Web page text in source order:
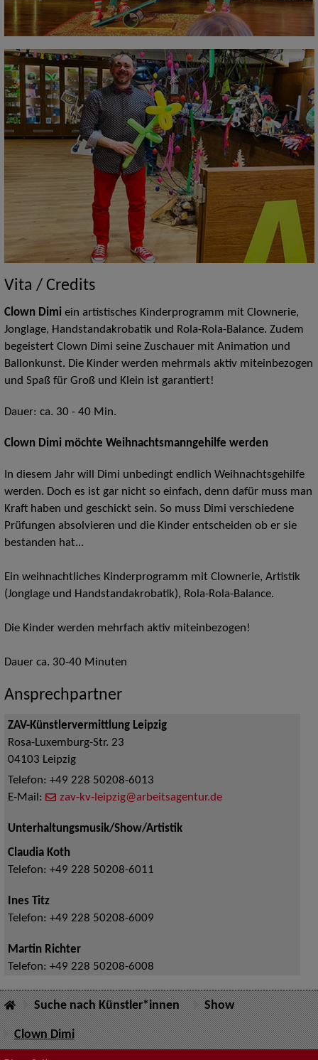
Vita / Credits
Clown Dimi ein artistisches Kinderprogramm mit Clownerie,
Jonglage, Handstandakrobatik und Rola-Rola-Balance. Zudem
begeistert Clown Dimi seine Zuschauer mit Animation und
Ballonkunst. Die Kinder werden mehrmals aktiv miteinbezogen
und Spaß für Groß und Klein ist garantiert!
Dauer: ca. 30 - 40 Min.
Clown Dimi möchte Weihnachtsmanngehilfe werden
In diesem Jahr will Dimi unbedingt endlich Weihnachtsgehilfe
werden. Doch es ist gar nicht so einfach, denn dafür muss man
Kraft haben und geschickt sein. So muss Dimi verschiedene
Prüfungen absolvieren und die Kinder entscheiden ob er sie
bestanden hat...
Ein weihnachtliches Kinderprogramm mit Clownerie, Artistik
(Jonglage und Handstandakrobatik), Rola-Rola-Balance.
Die Kinder werden mehrfach aktiv miteinbezogen!
Dauer ca. 30-40 Minuten
Ansprechpartner
ZAV-Künstlervermittlung Leipzig
Rosa-Luxemburg-Str. 23
04103 Leipzig
Telefon: +49 228 50208-6013
E-Mail:
zav-kv-leipzig@arbeitsagentur.de
Unterhaltungsmusik/Show/Artistik
Claudia Koth
Telefon: +49 228 50208-6011
Ines Titz
Telefon: +49 228 50208-6009
Martin Richter
Telefon: +49 228 50208-6008
Suche nach Künstler*innen Show
Clown Dimi